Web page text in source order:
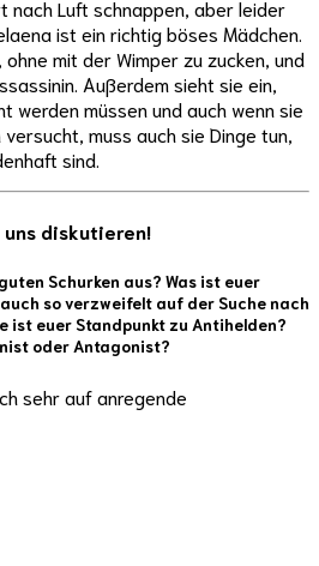
nach Luft schnappen, aber leider
ist ein richtig böses Mädchen.
mit der Wimper zu zucken, und
Außerdem sieht sie ein,
werden müssen und auch wenn sie
muss auch sie Dinge tun,
sind.
uns diskutieren!
Schurken aus? Was ist euer
so verzweifelt auf der Suche nach
ist euer Standpunkt zu Antihelden?
oder Antagonist?
sehr auf anregende